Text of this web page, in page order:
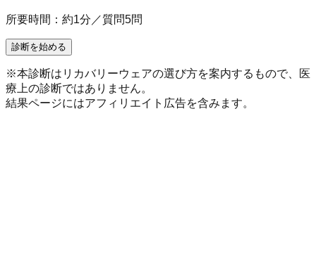
所要時間：約1分／質問5問
診断を始める
※本診断はリカバリーウェアの選び方を案内するもので、医
療上の診断ではありません。
結果ページにはアフィリエイト広告を含みます。